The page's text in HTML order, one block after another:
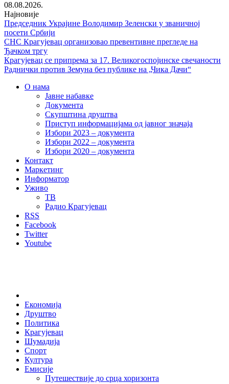
08.08.2026.
Најновије
Председник Украјине Володимир Зеленски у званичној
посети Србији
СНС Крагујевац организовао превентивне прегледе на
Ђачком тргу
Крагујевац се припрема за 17. Великогоспојинске свечаности
Раднички против Земуна без публике на „Чика Дачи“
О нама
Јавне набавке
Документа
Скупштина друштва
Приступ информацијама од јавног значаја
Избори 2023 – документа
Избори 2022 – документа
Избори 2020 – документа
Контакт
Маркетинг
Информатор
Уживо
ТВ
Радио Крагујевац
RSS
Facebook
Twitter
Youtube
Економија
Друштво
Политика
Крагујевац
Шумадија
Спорт
Култура
Емисије
Путешествије до срца хоризонта